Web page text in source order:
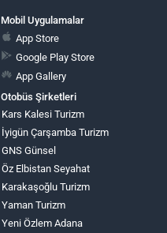
Mobil Uygulamalar
App Store
Google Play Store
App Gallery
Otobüs Şirketleri
Kars Kalesi Turizm
İyigün Çarşamba Turizm
GNS Günsel
Öz Elbistan Seyahat
Karakaşoğlu Turizm
Yaman Turizm
Yeni Özlem Adana